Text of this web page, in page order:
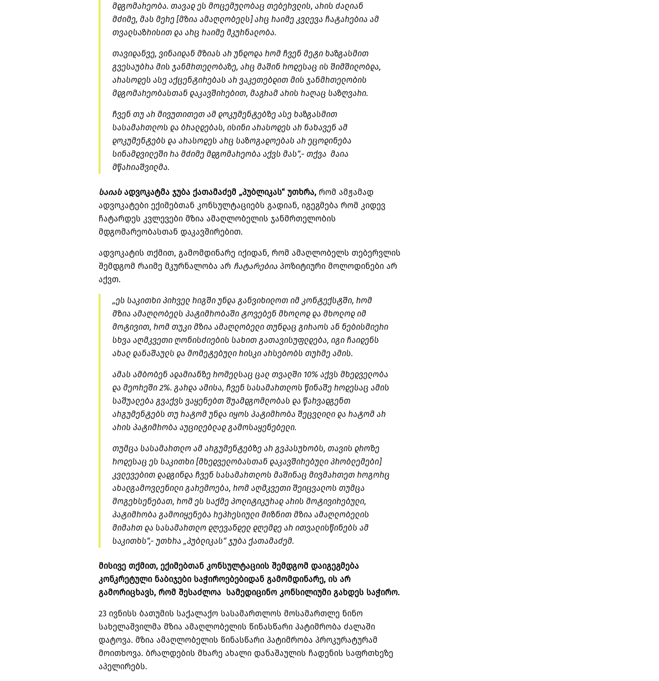
მდგომარეობა. თავად ეს მოცემულობაც თებერვლის, არის ძალიან
მძიმე, მას მერე [მზია ამაღლობელს] არც რაიმე კვლევა ჩატარებია ამ
თვალსაზრისით და არც რაიმე მკურნალობა.
თავიდანვე, ვინაიდან მზიას არ უნდოდა რომ ჩვენ მეტი ხაზგასმით
გვესაუბრა მის ჯანმრთელობაზე, არც მაშინ როდესაც ის შიმშილობდა,
არასოდეს ასე აქცენტირებას არ ვაკეთებდით მის ჯანმრთელობის
მდგომარეობასთან დაკავშირებით, მაგრამ არის რაღაც საზღვარი.
ჩვენ თუ არ მივუთითეთ ამ დოკუმენტებზე ასე ხაზგასმით
სასამართლოს და ბრალდებას, ისინი არასოდეს არ ნახავენ ამ
დოკუმენტებს და არასოდეს არც საზოგადოებას არ ეცოდინება
სინამდვილეში რა მძიმე მდგომარეობა აქვს მას“,- თქვა მაია
მწარიაშვილმა.
საიასადვოკატმა ჯუბა ქათამაძემ „პუბლიკას“ უთხრა, რომ ამჟამად
ადვოკატები ექიმებთან კონსულტაციებს გადიან, იგეგმება რომ კიდევ
ჩატარდეს კვლევები მზია ამაღლობელის ჯანმრთელობის
მდგომარეობასთან დაკავშირებით.
ადვოკატის თქმით, გამომდინარე იქიდან, რომ ამაღლობელს თებერვლის
შემდგომ რაიმე მკურნალობა არ ჩატარებია პოზიტიური მოლოდინები არ
აქვთ.
„ეს საკითხი პირველ რიგში უნდა განვიხილოთ იმ კონტექსტში, რომ
მზია ამაღლობელს პატიმრობაში ტოვებენ მხოლოდ და მხოლოდ იმ
მოტივით, რომ თუკი მზია ამაღლობელი თუნდაც გირაოს ან ნებისმიერი
სხვა აღმკვეთი ღონისძიების სახით გათავისუფლდება, იგი ჩაიდენს
ახალ დანაშაულს და მომეტებული რისკი არსებობს თურმე ამის.
ამას ამბობენ ადამიანზე რომელსაც ცალ თვალში 10% აქვს მხედველობა
და მეორეში 2%. გარდა ამისა, ჩვენ სასამართლოს წინაშე როდესაც ამის
საშუალება გვაქვს ვაყენებთ შუამდგომლობას და წარვადგენთ
არგუმენტებს თუ რატომ უნდა იყოს პატიმრობა შეცვლილი და რატომ არ
არის პატიმრობა აუცილებლად გამოსაყენებელი.
თუმცა სასამართლო ამ არგუმენტებზე არ გვპასუხობს, თავის დროზე
როდესაც ეს საკითხი [მხედველობასთან დაკავშირებული პრობლემები]
კვლევებით დადგინდა ჩვენ სასამართლოს მაშინაც მივმართეთ როგორც
ახალგამოვლენილი გარემოება, რომ აღმკვეთი შეიცვალოს თუმცა
მოგეხსენებათ, რომ ეს საქმე პოლიტიკურად არის მოტივირებული,
პატიმრობა გამოიყენება რეპრესიული მიზნით მზია ამაღლობელის
მიმართ და სასამართლო დღევანდელ დღემდე არ ითვალისწინებს ამ
საკითხს“,- უთხრა „პუბლიკას“ ჯუბა ქათამაძემ.
მისივე თქმით, ექიმებთან კონსულტაციის შემდგომ დაიგეგმება
კონკრეტული ნაბიჯები საჭიროებებიდან გამომდინარე, ის არ
გამორიცხავს, რომ შესაძლოა სამედიცინო კონსილიუმი გახდეს საჭირო.
23 ივნისს ბათუმის საქალაქო სასამართლოს მოსამართლე ნინო
სახელაშვილმა მზია ამაღლობელის წინასწარი პატიმრობა ძალაში
დატოვა. მზია ამაღლობელის წინასწარი პატიმრობა პროკურატურამ
მოითხოვა. ბრალდების მხარე ახალი დანაშაულის ჩადენის საფრთხეზე
აპელირებს.